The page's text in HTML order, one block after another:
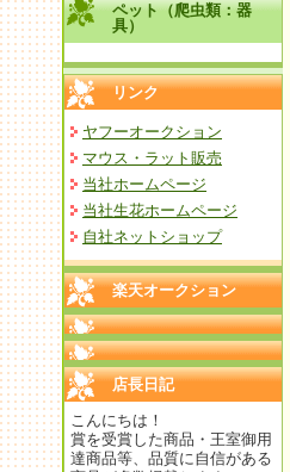
ペット（爬虫類：器
具）
リンク
ヤフーオークション
マウス・ラット販売
当社ホームページ
当社生花ホームページ
自社ネットショップ
楽天オークション
店長日記
こんにちは！
賞を受賞した商品・王室御用
達商品等、品質に自信がある